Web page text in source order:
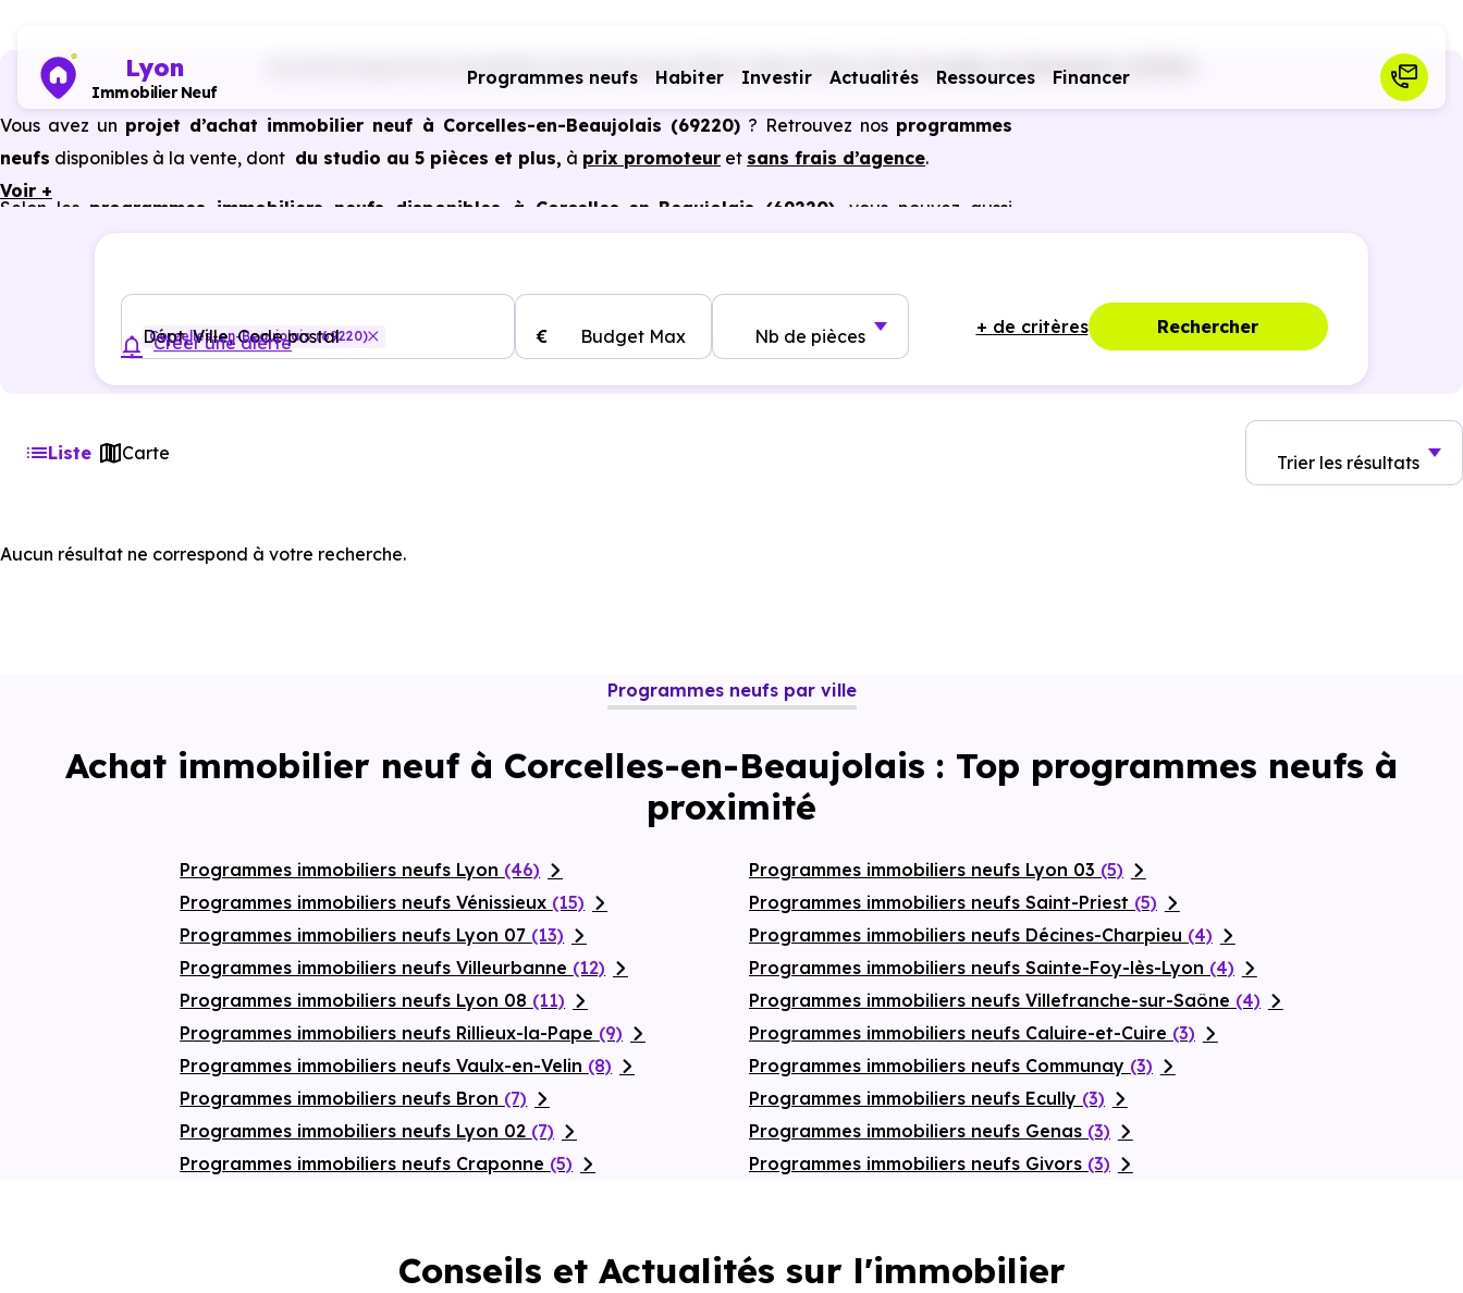
Lyon
Immobilier Neuf
Programmes neufs Habiter Investir Actualités Ressources Financer
Programmes immobiliers neufs Auvergne-Rhône-Alpes Rhône (69) Corcelles-en-Beaujolais (69220)
Vous avez un projet d’achat immobilier neuf à Corcelles-en-Beaujolais (69220)? Retrouvez nos programmes
neufs disponibles à la vente, dont du studio au 5 pièces et plus, à prix promoteur et sans frais d’agence.
Selon les programmes immobiliers neufs disponibles à Corcelles-en-Beaujolais (69220) , vous pouvez aussi
Voir +
Dépt, Ville, Code postal
Corcelles-en-Beaujolais (69220) Budget Max
€ Nb de pièces + de critères Rechercher
Créer une alerte
Liste Carte Trier les résultats
Aucun résultat ne correspond à votre recherche.
Programmes neufs par ville
Achat immobilier neuf à Corcelles-en-Beaujolais : Top programmes neufs à
proximité
Programmes immobiliers neufs Lyon (46)
Programmes immobiliers neufs Vénissieux (15)
Programmes immobiliers neufs Lyon 07 (13)
Programmes immobiliers neufs Villeurbanne (12)
Programmes immobiliers neufs Lyon 08 (11)
Programmes immobiliers neufs Rillieux-la-Pape (9)
Programmes immobiliers neufs Vaulx-en-Velin (8)
Programmes immobiliers neufs Bron (7)
Programmes immobiliers neufs Lyon 02 (7)
Programmes immobiliers neufs Craponne (5)
Programmes immobiliers neufs Lyon 03 (5)
Programmes immobiliers neufs Saint-Priest (5)
Programmes immobiliers neufs Décines-Charpieu (4)
Programmes immobiliers neufs Sainte-Foy-lès-Lyon (4)
Programmes immobiliers neufs Villefranche-sur-Saône (4)
Programmes immobiliers neufs Caluire-et-Cuire (3)
Programmes immobiliers neufs Communay (3)
Programmes immobiliers neufs Ecully (3)
Programmes immobiliers neufs Genas (3)
Programmes immobiliers neufs Givors (3)
Conseils et Actualités sur l'immobilier